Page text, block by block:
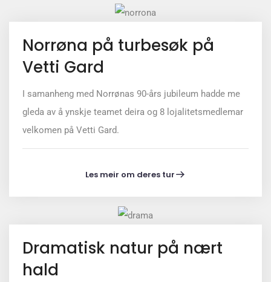
Norrøna på turbesøk på
Vetti Gard
I samanheng med Norrønas 90-års jubileum hadde me
gleda av å ynskje teamet deira og 8 lojalitetsmedlemar
velkomen på Vetti Gard.
Les meir om deres tur
Dramatisk natur på nært
hald